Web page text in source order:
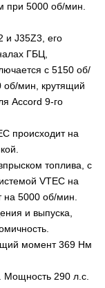
при 5000 об/мин.
и J35Z3, его
ГБЦ,
с 5150 об/
мин, крутящий
Accord 9-го
происходит на
топлива, с
VTEC на
на 5000 об/мин.
и выпуска,
момент 369 Нм
Мощность 290 л.с.